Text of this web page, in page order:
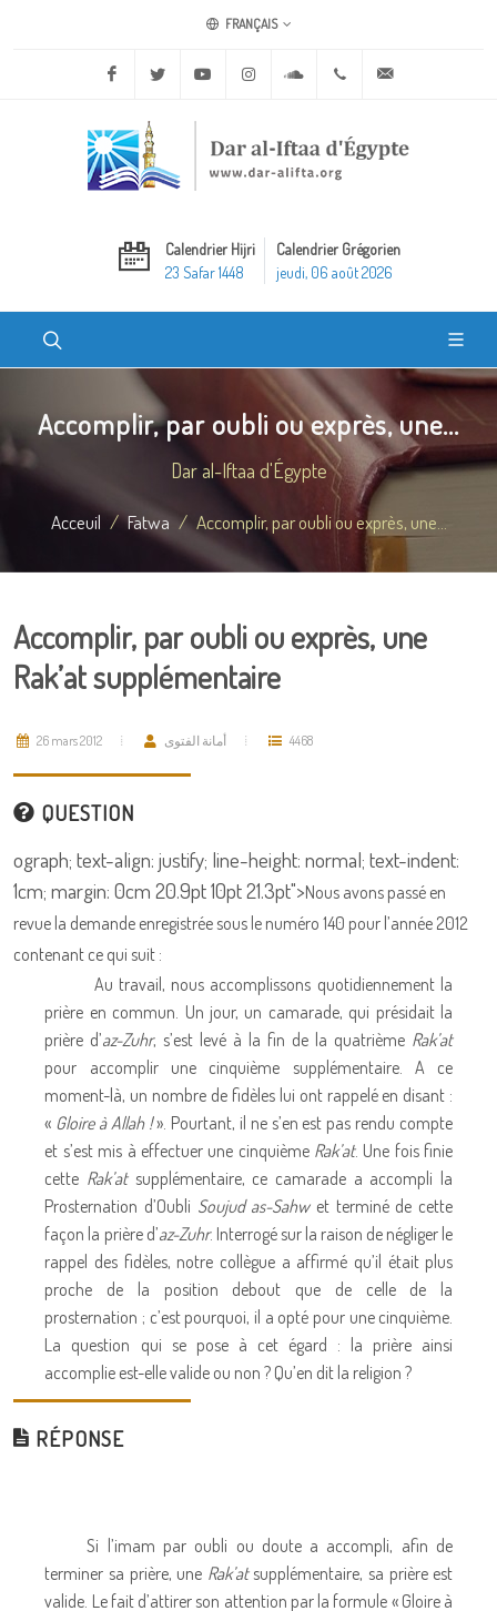
FRANÇAIS
Facebook Twitter Youtube Instagram Soundcloud+20 2 25970400
Calendrier Hijri
23 Safar 1448
Calendrier Grégorien
jeudi, 06 août 2026
Accomplir, par oubli ou exprès, une...
Dar al-Iftaa d'Égypte
Acceuil Fatwa Accomplir, par oubli ou exprès, une...
Accomplir, par oubli ou exprès, une
Rak’at supplémentaire
26 mars 2012 أمانة الفتوى 4468
QUESTION
ograph; text-align: justify; line-height: normal; text-indent:
1cm; margin: 0cm 20.9pt 10pt 21.3pt">Nous avons passé en
revue la demande enregistrée sous le numéro 140 pour l’année 2012
contenant ce qui suit :
Au travail, nous accomplissons quotidiennement la
prière en commun. Un jour, un camarade, qui présidait la
prière d’az-Zuhr, s’est levé à la fin de la quatrième Rak’at
pour accomplir une cinquième supplémentaire. A ce
moment-là, un nombre de fidèles lui ont rappelé en disant :
« Gloire à Allah !». Pourtant, il ne s’en est pas rendu compte
et s’est mis à effectuer une cinquième Rak’at. Une fois finie
cette Rak’at supplémentaire, ce camarade a accompli la
Prosternation d’Oubli Soujud as-Sahw et terminé de cette
façon la prière d’az-Zuhr. Interrogé sur la raison de négliger le
rappel des fidèles, notre collègue a affirmé qu’il était plus
proche de la position debout que de celle de la
prosternation ; c’est pourquoi, il a opté pour une cinquième.
La question qui se pose à cet égard : la prière ainsi
accomplie est-elle valide ou non ? Qu’en dit la religion ?
RÉPONSE
Si l’imam par oubli ou doute a accompli, afin de
terminer sa prière, une Rak’atsupplémentaire, sa prière est
valide. Le fait d’attirer son attention par la formule « Gloire à